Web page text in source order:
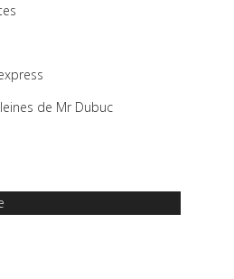
de Mr Dubuc